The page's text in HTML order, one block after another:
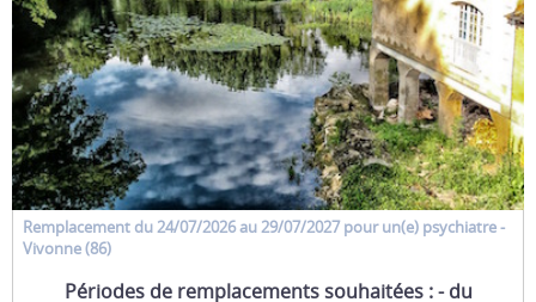
Remplacement du 24/07/2026 au 29/07/2027 pour un(e) psychiatre-
Vivonne (86)
Périodes de remplacements souhaitées : - du